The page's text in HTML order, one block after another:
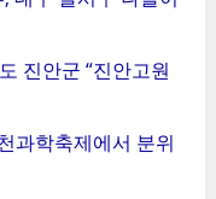
진안군 “진안고원
과학축제에서 분위